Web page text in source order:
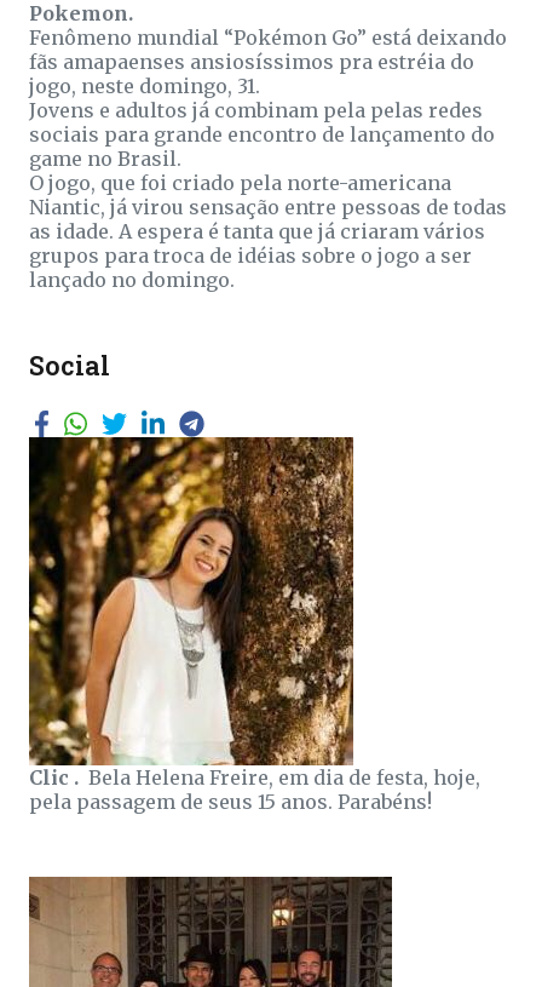
Pokemon.
Fenômeno mundial “Pokémon Go” está deixando
fãs amapaenses ansiosíssimos pra estréia do
jogo, neste domingo, 31.
Jovens e adultos já combinam pela pelas redes
sociais para grande encontro de lançamento do
game no Brasil.
O jogo, que foi criado pela norte-americana
Niantic, já virou sensação entre pessoas de todas
as idade. A espera é tanta que já criaram vários
grupos para troca de idéias sobre o jogo a ser
lançado no domingo.
Social
Clic . Bela Helena Freire, em dia de festa, hoje,
pela passagem de seus 15 anos. Parabéns!